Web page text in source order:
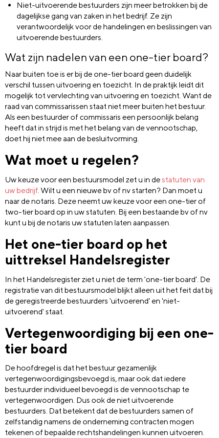
Niet-uitvoerende bestuurders zijn meer betrokken bij de
dagelijkse gang van zaken in het bedrijf. Ze zijn
verantwoordelijk voor de handelingen en beslissingen van
uitvoerende bestuurders.
Wat zijn nadelen van een one-tier board?
Naar buiten toe is er bij de one-tier board geen duidelijk
verschil tussen uitvoering en toezicht. In de praktijk leidt dit
mogelijk tot vervlechting van uitvoering en toezicht. Want de
raad van commissarissen staat niet meer buiten het bestuur.
Als een bestuurder of commissaris een persoonlijk belang
heeft dat in strijd is met het belang van de vennootschap,
doet hij niet mee aan de besluitvorming.
Wat moet u regelen?
Uw keuze voor een bestuursmodel zet u in destatuten van
uw bedrijf. Wilt u een nieuwe bv of nv starten? Dan moet u
naar de notaris. Deze neemt uw keuze voor een one-tier of
two-tier board op in uw statuten. Bij een bestaande bv of nv
kunt u bij de notaris uw statuten laten aanpassen.
Het one-tier board op het
uittreksel Handelsregister
In het Handelsregister ziet u niet de term 'one-tier board'. De
registratie van dit bestuursmodel blijkt alleen uit het feit dat bij
de geregistreerde bestuurders 'uitvoerend' en 'niet-
uitvoerend' staat.
Vertegenwoordiging bij een one-
tier board
De hoofdregel is dat het bestuur gezamenlijk
vertegenwoordigingsbevoegd is, maar ook dat iedere
bestuurder individueel bevoegd is de vennootschap te
vertegenwoordigen. Dus ook de niet uitvoerende
bestuurders. Dat betekent dat de bestuurders samen of
zelfstandig namens de onderneming contracten mogen
tekenen of bepaalde rechtshandelingen kunnen uitvoeren.